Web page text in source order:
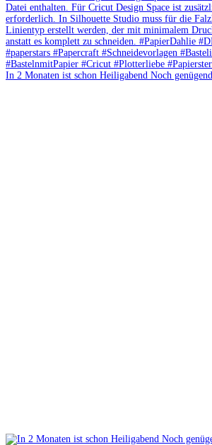
In 2 Monaten ist schon Heiligabend Noch genügend